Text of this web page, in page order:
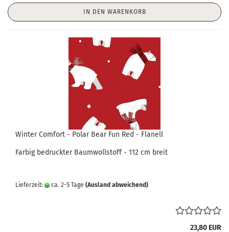
IN DEN WARENKORB
Winter Comfort - Polar Bear Fun Red - Flanell
Farbig bedruckter Baumwollstoff - 112 cm breit
Lieferzeit: ca. 2-5 Tage (Ausland abweichend)
23,80 EUR